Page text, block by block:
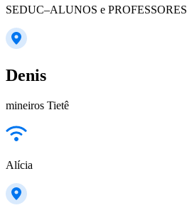
SEDUC–ALUNOS e PROFESSORES
Denis
mineiros Tietê
Alícia